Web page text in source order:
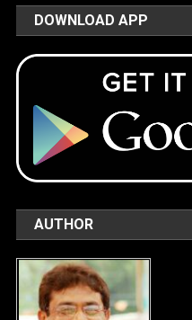
DOWNLOAD APP
AUTHOR